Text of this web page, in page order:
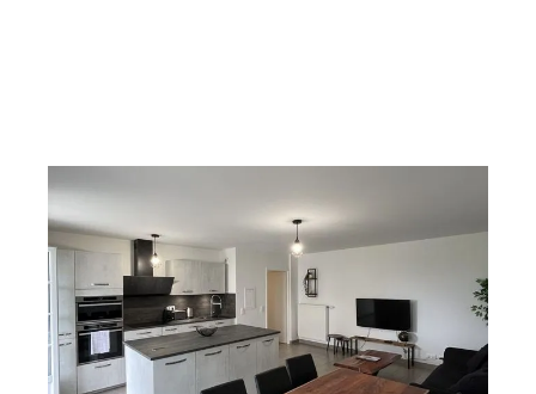
SERRIS 77
62,93 m
Ref : 176
Appartement F3 à louer
1 620 €
par mois charges comprises